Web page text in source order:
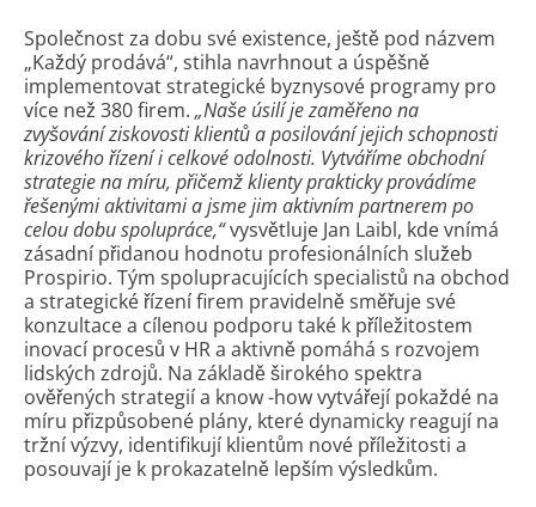
Společnost za dobu své existence, ještě pod názvem
„Každý prodává“, stihla navrhnout a úspěšně
implementovat strategické byznysové programy pro
více než 380 firem. „Naše úsilí je zaměřeno na
zvyšování ziskovosti klientů a posilování jejich schopnosti
krizového řízení i celkové odolnosti. Vytváříme obchodní
strategie na míru, přičemž klienty prakticky provádíme
řešenými aktivitami a jsme jim aktivním partnerem po
celou dobu spolupráce,“vysvětluje Jan Laibl, kde vnímá
zásadní přidanou hodnotu profesionálních služeb
Prospirio. Tým spolupracujících specialistů na obchod
a strategické řízení firem pravidelně směřuje své
konzultace a cílenou podporu také k příležitostem
inovací procesů v HR a aktivně pomáhá s rozvojem
lidských zdrojů. Na základě širokého spektra
ověřených strategií a know -how vytvářejí pokaždé na
míru přizpůsobené plány, které dynamicky reagují na
tržní výzvy, identifikují klientům nové příležitosti a
posouvají je k prokazatelně lepším výsledkům.